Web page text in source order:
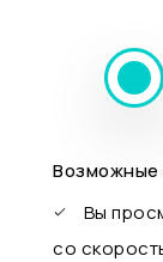
Возможные
Вы
со